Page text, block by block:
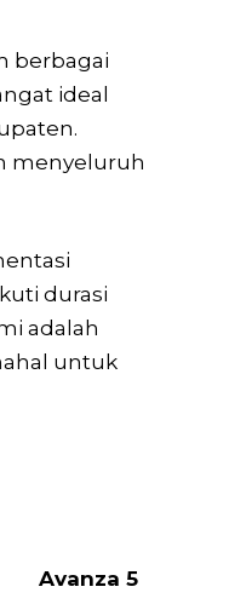
berbagai
ideal
menyeluruh
durasi
adalah
untuk
Avanza 5